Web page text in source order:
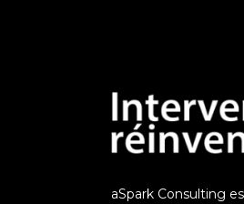
aSpark Consulting